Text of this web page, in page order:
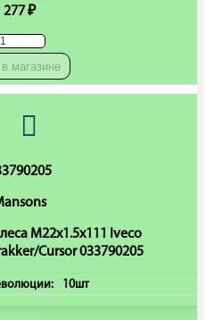
277 ₽
магазине
M22x1.5x111 Iveco
Cursor 033790205
10шт